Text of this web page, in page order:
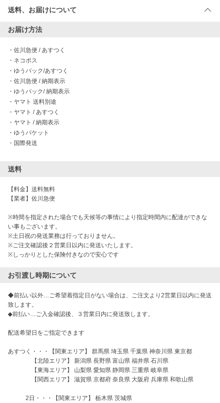
送料、お届けについて
お届け方法
・ 佐川急便 / あすつく
・ ネコポス
・ ゆうパック/あすつく
・ 佐川急便 / 納期表示
・ ゆうパック/ 納期表示
・ ヤマト 送料別途
・ ヤマト / あすつく
・ ヤマト / 納期表示
・ ゆうパケット
・ 国際発送
送料
【料金】送料無料
【業者】佐川急便
※時間を指定された場合でも天候等の事情により指定時間内に配達ができな
い事もございます。
※土日祝の発送業務は行っておりません。
※ご注文確認後２営業日以内に発送いたします。
※しっかりとした保険付きなので安心です
お引渡し時期について
◆前払い以外…ご希望着指定日がない場合は、ご注文より2営業日以内に発送
致します。
◆前払い…ご入金確認後、３営業日内に発送致します。
配送希望日をご指定できます
あすつく・・・【関東エリア】 群馬県 埼玉県 千葉県 神奈川県 東京都
2日・・・【関東エリア】 栃木県 茨城県